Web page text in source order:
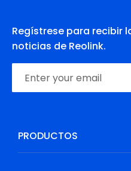
Regístrese para recibir
noticias de Reolink.
PRODUCTOS